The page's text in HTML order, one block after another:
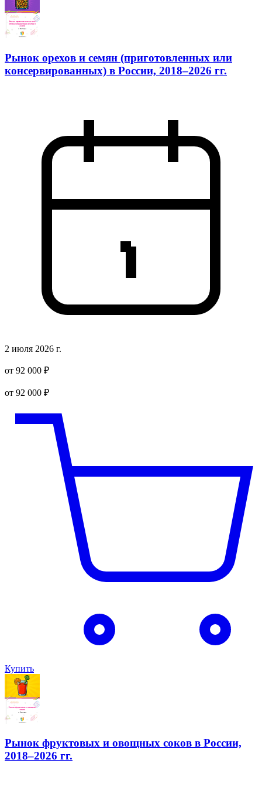
Рынок орехов и семян (приготовленных или
консервированных) в России, 2018–2026 гг.
2 июля 2026 г.
от 92 000 ₽
от 92 000 ₽
Купить
Рынок фруктовых и овощных соков в России,
2018–2026 гг.